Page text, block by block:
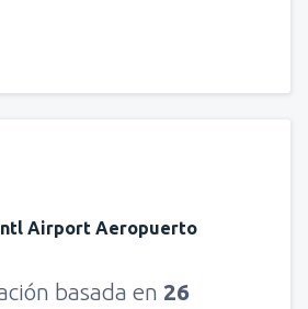
Airport Aeropuerto
basada en 26